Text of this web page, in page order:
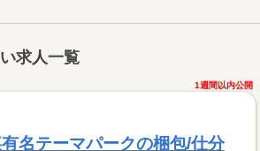
求人一覧
1週間以内公開
名テーマパークの梱包/仕分